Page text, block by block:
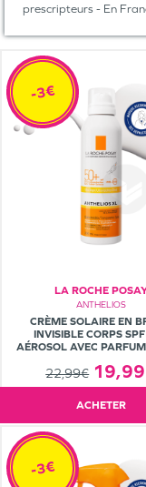
prescripteurs - En
LA ROCHE
ANTHELIOS
CRÈME SOLAIRE EN
INVISIBLE CORPS
AÉROSOL AVEC
22,99€
-3€
ACHETER
-3€